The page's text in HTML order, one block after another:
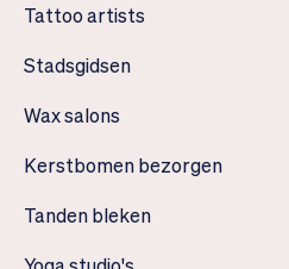
Tattoo artists
Stadsgidsen
Wax salons
Kerstbomen bezorgen
Tanden bleken